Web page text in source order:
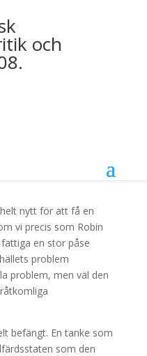
och
till
nytt för att få en
vi precis som Robin
en stor påse
problem
problem, men väl den
befängt. En tanke som
som den